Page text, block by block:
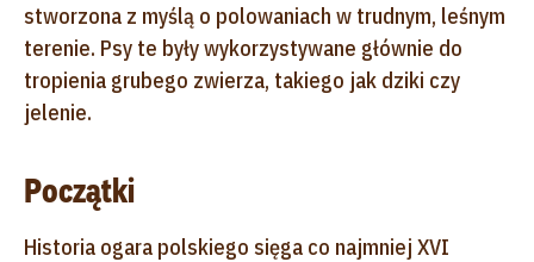
stworzona z myślą o polowaniach w trudnym, leśnym
terenie. Psy te były wykorzystywane głównie do
tropienia grubego zwierza, takiego jak dziki czy
jelenie.
Początki
Historia ogara polskiego sięga co najmniej XVI